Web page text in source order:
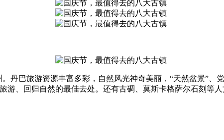
丹巴旅游资源丰富多彩，自然风光神奇美丽，“天然盆景”、
游、回归自然的最佳去处。还有古碉、莫斯卡格萨尔石刻等